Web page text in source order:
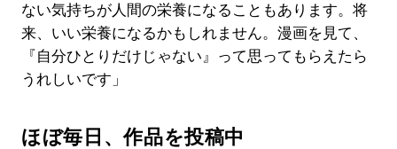
ない気持ちが人間の栄養になることもあります。将
来、いい栄養になるかもしれません。漫画を見て、
『自分ひとりだけじゃない』って思ってもらえたら
うれしいです」
ほぼ毎日、作品を投稿中